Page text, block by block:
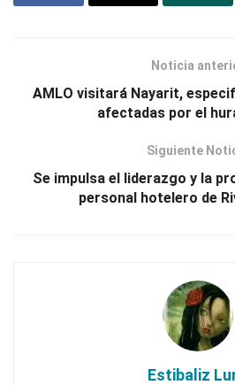
Noticia
AMLO visitará Nayarit,
afectadas por el
Siguiente
Se impulsa el liderazgo y la
personal hotelero de
Estibaliz